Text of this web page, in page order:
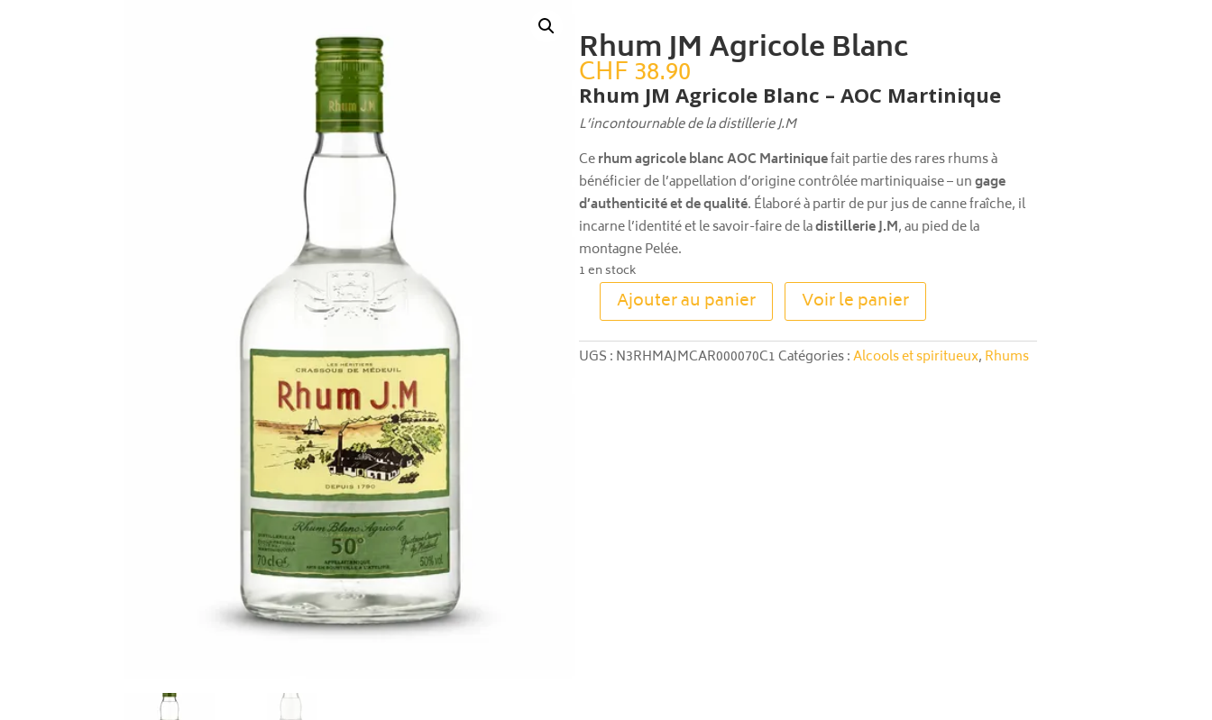
Rhum JM Agricole Blanc
CHF38.90
Rhum JM Agricole Blanc – AOC Martinique
L’incontournable de la distillerie J.M
Cerhum agricole blanc AOC Martiniquefait partie des rares rhums à
bénéficier de l’appellation d’origine contrôlée martiniquaise – ungage
d’authenticité et de qualité. Élaboré à partir de pur jus de canne fraîche, il
incarne l’identité et le savoir-faire de ladistillerie J.M, au pied de la
montagne Pelée.
1 en stock
quantité
Rhum
Ajouter au panier Voir le panier
e
UGS : N3RHMAJMCAR000070C1Catégories :Alcools et spiritueux, Rhums